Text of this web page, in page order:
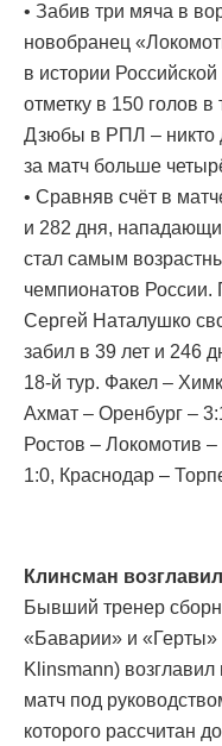
• Забив три мяча в
новобранец
в истории
отметку в 150 голов
Дзюбы в РПЛ – никто
за матч больше
• Сравняв счёт в
и 282 дня,
стал самым
чемпионатов России.
Сергей Наталушко
забил в 39 лет и 246
18-й тур. Факел –
Ахмат – Оренбург –
Ростов – Локомотив
1:0, Краснодар –
Клинсман
Бывший тренер
«Баварии» и
Klinsmann)
матч под
которого рассчитан